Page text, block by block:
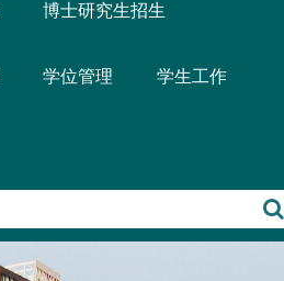
博士研究生招生
学位管理 学生工作